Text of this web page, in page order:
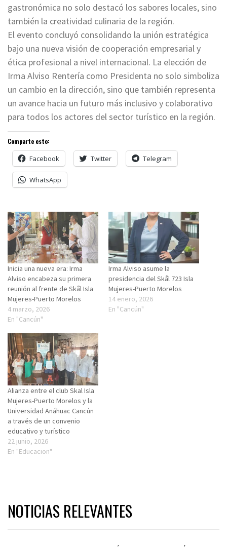
gastronómica no solo destacó los sabores locales, sino
también la creatividad culinaria de la región.
El evento concluyó consolidando la unión estratégica
bajo una nueva visión de cooperación empresarial y
ética profesional a nivel internacional. La elección de
Irma Alviso Rentería como Presidenta no solo simboliza
un cambio en la dirección, sino que también representa
un avance hacia un futuro más inclusivo y colaborativo
para todos los actores del sector turístico en la región.
Comparte esto:
Facebook Twitter Telegram
WhatsApp
Inicia una nueva era: Irma
Alviso encabeza su primera
reunión al frente de Skål Isla
Mujeres-Puerto Morelos
4 marzo, 2026
En "Cancún"
Irma Alviso asume la
presidencia del Skål 723 Isla
Mujeres-Puerto Morelos
14 enero, 2026
En "Cancún"
Alianza entre el club Skal Isla
Mujeres-Puerto Morelos y la
Universidad Anáhuac Cancún
a través de un convenio
educativo y turístico
22 junio, 2026
En "Educacion"
NOTICIAS RELEVANTES